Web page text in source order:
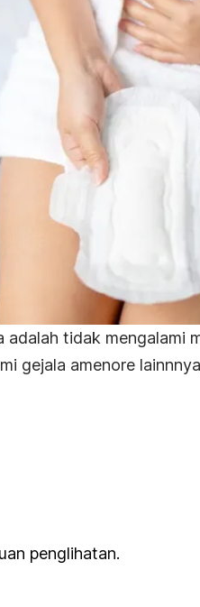
tidak mengalami
gejala amenore
penglihatan.